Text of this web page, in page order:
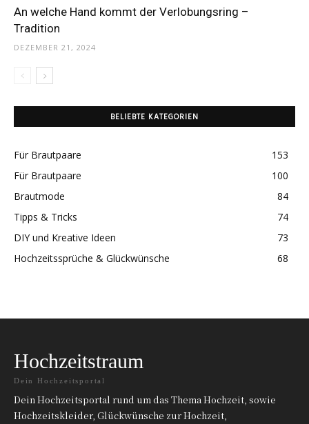
An welche Hand kommt der Verlobungsring –
Tradition
DEZEMBER 21, 2024
BELIEBTE KATEGORIEN
Für Brautpaare
153
Für Brautpaare
100
Brautmode
84
Tipps & Tricks
74
DIY und Kreative Ideen
73
Hochzeitssprüche & Glückwünsche
68
Hochzeitstraum
Dein Hochzeitsportal
Dein Hochzeitsportal rund um das Thema Hochzeit, sowie
Hochzeitskleider, Glückwünsche zur Hochzeit,